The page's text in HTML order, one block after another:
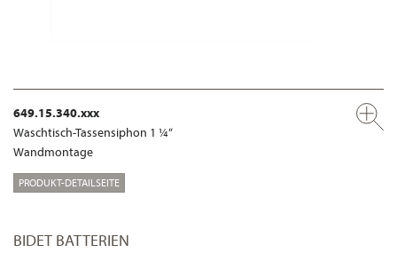
649.15.340.xxx
Waschtisch-Tassensiphon 1 ¼“
Wandmontage
PRODUKT-DETAILSEITE
BIDET BATTERIEN